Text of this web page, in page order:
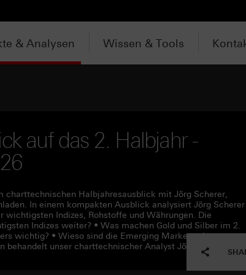
& Analysen Wissen & Tools
auf das 2. Halbjahr -
charttechnischen Halbjahresausblick mit Jörg Scherer,
In einem kompakten Ausblick analysiert Jörg Scherer
Indizes, Rohstoffe und Währungen. Die
Indizes weiter? • Was machen Gold und Silber im 2.
wichtig? • Wieso sind die Emerging Markets einen
unser charttechnischer Analyst Jörg Scherer.